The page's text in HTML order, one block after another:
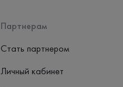
Партнерам
Стать партнером
Личный кабинет